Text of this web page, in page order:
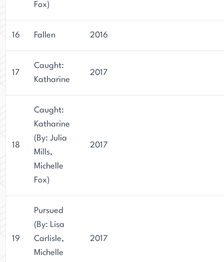
Fox)
16 Fallen 2016
17
Caught:
Katharine
2017
18
Caught:
Katharine
(By: Julia
Mills,
Michelle
Fox)
2017
19
Pursued
(By: Lisa
Carlisle,
Michelle
2017